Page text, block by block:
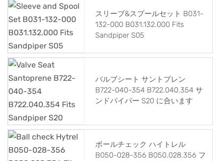
スリーブ&スプールセット B031-
132-000 B031.132.000 Fits
Sandpiper S05
バルブシート サントプレン
B722-040-354 B722.040.354 サ
ンドパイパー S20 に合います
ボールチェック ハイトレル
B050-028-356 B050.028.356 フ